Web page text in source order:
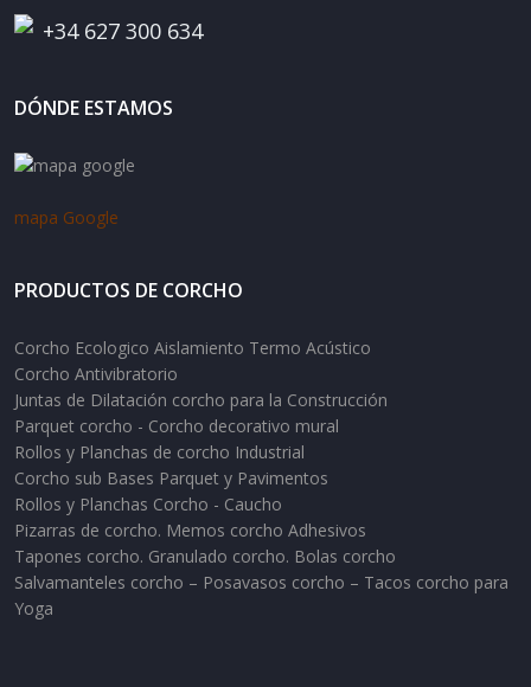
+34 627 300 634
DÓNDE ESTAMOS
mapa Google
PRODUCTOS DE CORCHO
Corcho Ecologico Aislamiento Termo Acústico
Corcho Antivibratorio
Juntas de Dilatación corcho para la Construcción
Parquet corcho - Corcho decorativo mural
Rollos y Planchas de corcho Industrial
Corcho sub Bases Parquet y Pavimentos
Rollos y Planchas Corcho - Caucho
Pizarras de corcho. Memos corcho Adhesivos
Tapones corcho. Granulado corcho. Bolas corcho
Salvamanteles corcho – Posavasos corcho – Tacos corcho para
Yoga